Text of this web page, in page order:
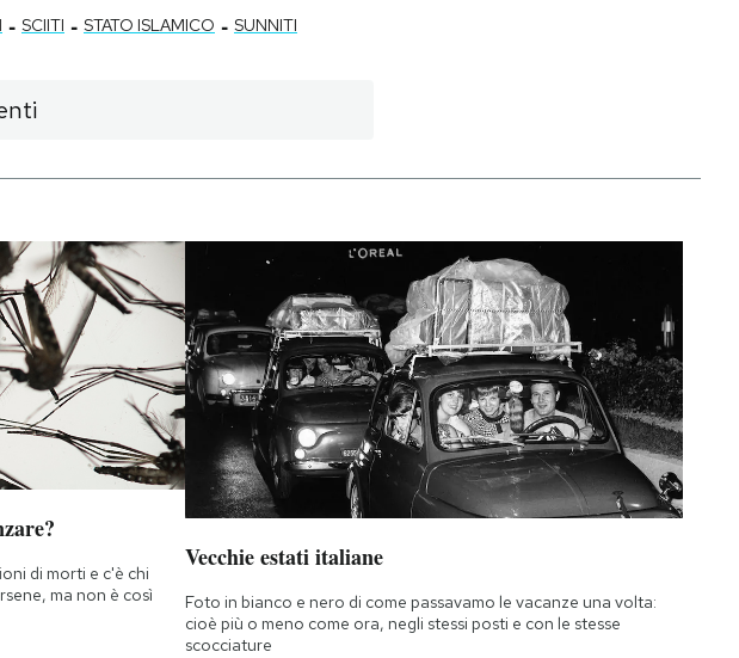
- SCIITI - STATO ISLAMICO - SUNNITI
di morti e c'è chi
ma non è così
Vecchie estati italiane
Foto in bianco e nero di come passavamo le vacanze una volta:
cioè più o meno come ora, negli stessi posti e con le stesse
scocciature